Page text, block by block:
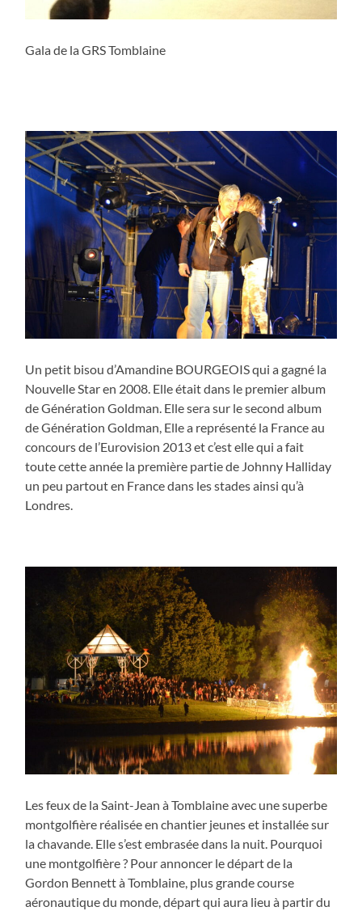
Gala de la GRS Tomblaine
Un petit bisou d’Amandine BOURGEOIS qui a gagné la
Nouvelle Star en 2008. Elle était dans le premier album
de Génération Goldman. Elle sera sur le second album
de Génération Goldman, Elle a représenté la France au
concours de l’Eurovision 2013 et c’est elle qui a fait
toute cette année la première partie de Johnny Halliday
un peu partout en France dans les stades ainsi qu’à
Londres.
Les feux de la Saint-Jean à Tomblaine avec une superbe
montgolfière réalisée en chantier jeunes et installée sur
la chavande. Elle s’est embrasée dans la nuit. Pourquoi
une montgolfière ? Pour annoncer le départ de la
Gordon Bennett à Tomblaine, plus grande course
aéronautique du monde, départ qui aura lieu à partir du